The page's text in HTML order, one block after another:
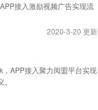
接入激励视频广告实现流
2020-3-20 更新
APP接入聚力阅盟平台实现